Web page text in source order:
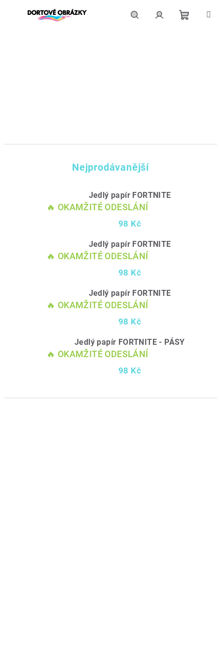
Nejprodávanější
Jedlý papír FORTNITE
🔥 OKAMŽITÉ ODESLÁNÍ
98 Kč
Jedlý papír FORTNITE
🔥 OKAMŽITÉ ODESLÁNÍ
98 Kč
Jedlý papír FORTNITE
🔥 OKAMŽITÉ ODESLÁNÍ
98 Kč
Jedlý papír FORTNITE - PÁSY
🔥 OKAMŽITÉ ODESLÁNÍ
98 Kč